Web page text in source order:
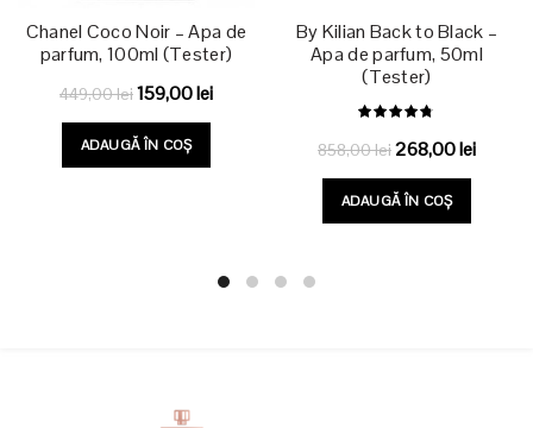
Chanel Coco Noir – Apa de
parfum, 100ml (Tester)
449,00leiPrețul
inițial
a
159,00leiPrețul
ADAUGĂ ÎN COȘ
By Kilian Back to Black –
Apa de parfum, 50ml
(Tester)
858,00leiPrețul
inițial
a
268,00leiPrețul
ADAUGĂ ÎN COȘ